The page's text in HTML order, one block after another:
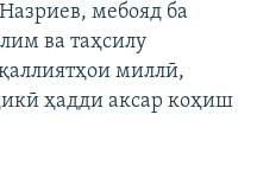
мебояд ба
ва таҳсилу
миллӣ,
ҳадди аксар коҳиш